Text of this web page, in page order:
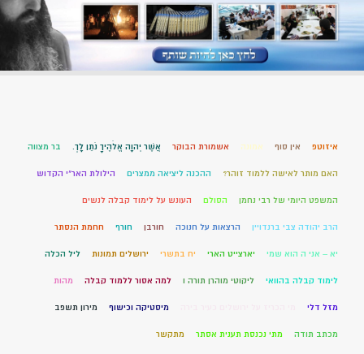
איזוטפ אין סוף אמונה אשמורת הבוקר אֲשֶׁר יְהוָה אֱלֹהֶיךָ נֹתֵן לָךְ. בר מצווה
האם מותר לאישה ללמוד זוהר? ההכנה ליציאה ממצרים הילולת האר"י הקדוש
המשפט היומי של רבי נחמן הסולם העונש על לימוד קבלה לנשים
הרב יהודה צבי ברנדויין הרצאות על חנוכה חורבן חורף חחמת הנסתר
יא – אני ה הוא שמי יארצייט הארי יח בתשרי ירושלים תמונות ליל הכלה
לימוד קבלה בהוואי ליקוטי מוהרן תורה ו למה אסור ללמוד קבלה מהות
מזל דלי מיסטיקה וכישוף מירון תשפב
מכתב תודה מתי נכנסת תענית אסתר מתקשר